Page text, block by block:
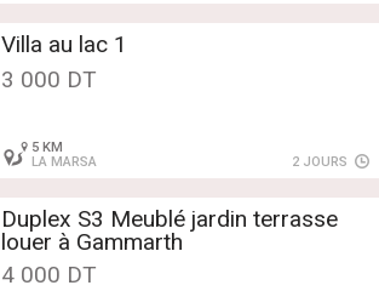
Villa au lac 1
3 000 DT
5 KM
LA MARSA
2 JOURS
Duplex S3 Meublé jardin terrasse
louer à Gammarth
4 000 DT